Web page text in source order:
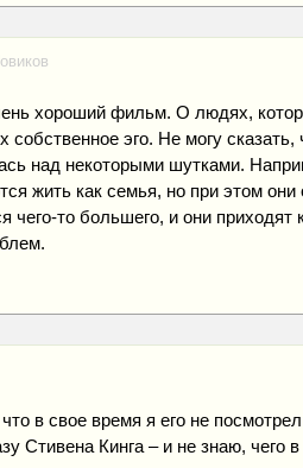
хороший фильм. О людях,
собственное эго. Не могу
над некоторыми шутками.
жить как семья, но при этом
чего-то большего, и они
в свое время я его не
Стивена Кинга – и не знаю,